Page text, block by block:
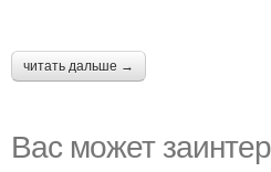
читать дальше →
Вас может